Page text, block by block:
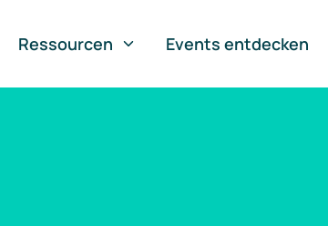
Ressourcen Events entdecken